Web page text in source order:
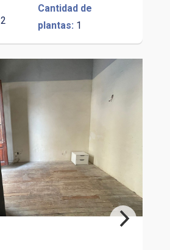
2
Cantidad de
plantas: 1